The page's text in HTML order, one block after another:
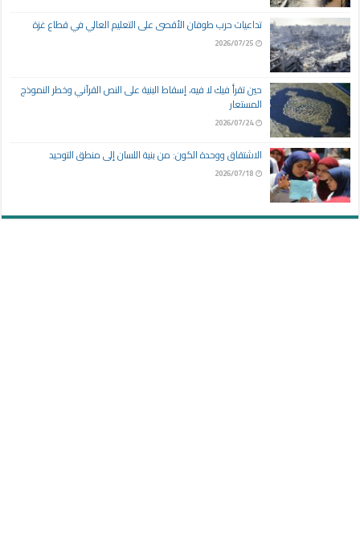
تداعيات حرب طوفان الأقصى على التعليم العالي في قطاع غزة
2026/07/25
حين تقرأ فيك لا فيه، إسقاط البنية على النص القرآني وخطر النموذج
المستعار
2026/07/24
الاشتقاق ووحدة الكون: من بنية اللسان إلى منطق التوحيد
2026/07/18